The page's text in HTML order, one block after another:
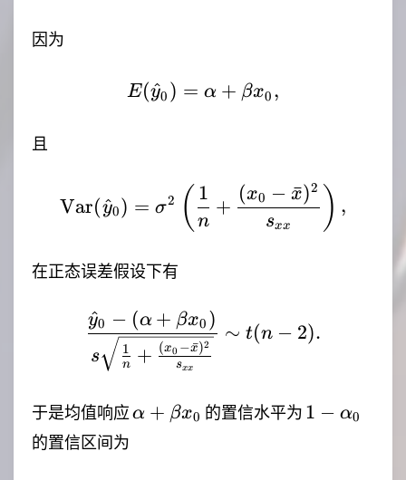
因为
E(y
^0 ) = α + βx0 ,
且
Var(y
^0) = σ2 ( n
1
+
sxx
(x0 − x
ˉ)2 ) ,
在正态误差假设下有
\frac{\hat{y}_0-
s n
1 + sxx
(x0 −x
ˉ)2
y
^0 − (α + βx0 )
∼ t(n − 2).
于是均值响应\alpha+\beta
α + βx0 的置信水平为 1-
1 − α0
的置信区间为